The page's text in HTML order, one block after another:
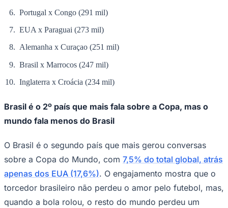
Palmeiras
Portugal x Congo (291 mil)
EUA x Paraguai (273 mil)
Alemanha x Curaçao (251 mil)
Brasil x Marrocos (247 mil)
Inglaterra x Croácia (234 mil)
Brasil é o 2º país que mais fala sobre a Copa, mas o
mundo fala menos do Brasil
O Brasil é o segundo país que mais gerou conversas
sobre a Copa do Mundo, com 7,5% do total global, atrás
apenas dos EUA (17,6%). O engajamento mostra que o
torcedor brasileiro não perdeu o amor pelo futebol, mas,
quando a bola rolou, o resto do mundo perdeu um